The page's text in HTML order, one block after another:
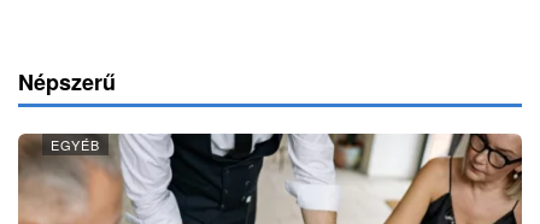
Népszerű
EGYÉB